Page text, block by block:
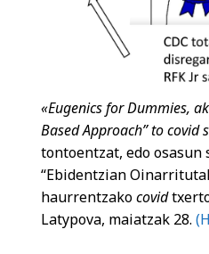
«Eugenics for Dummies,
Based Approach” to covid
tontoentzat, edo osasun
“Ebidentzian
haurrentzakocovid
Latypova, maiatzak 28.